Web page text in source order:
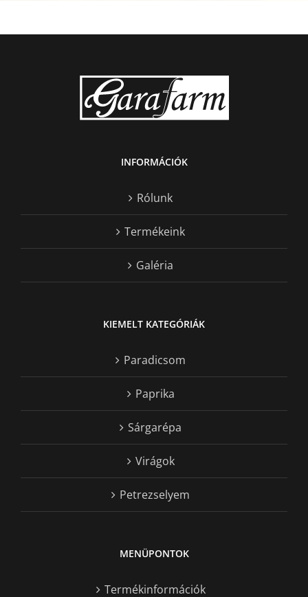
INFORMÁCIÓK
Rólunk
Termékeink
Galéria
KIEMELT KATEGÓRIÁK
Paradicsom
Paprika
Sárgarépa
Virágok
Petrezselyem
MENÜPONTOK
Termékinformációk